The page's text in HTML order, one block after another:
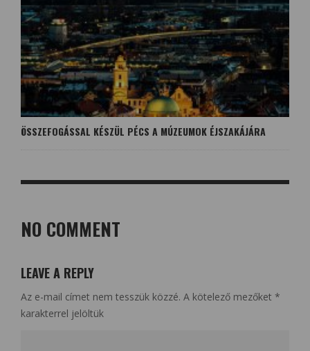
ÖSSZEFOGÁSSAL KÉSZÜL PÉCS A MÚZEUMOK ÉJSZAKÁJÁRA
NO COMMENT
LEAVE A REPLY
Az e-mail címet nem tesszük közzé. A kötelező mezőket *
karakterrel jelöltük